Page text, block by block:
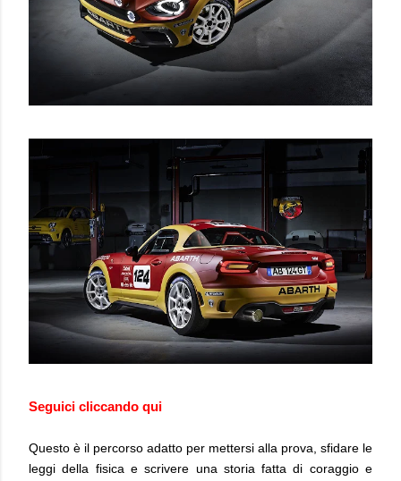
Seguici cliccando qui
Questo è il percorso adatto per mettersi alla prova, sfidare le
leggi della fisica e scrivere una storia fatta di coraggio e